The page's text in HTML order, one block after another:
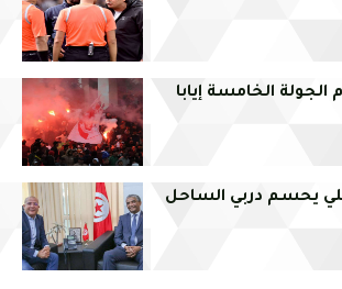
الجولة الخامسة إيابا
يحسم دربي الساحل